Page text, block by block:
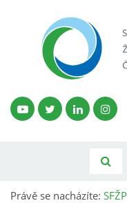
Právě se nacházíte: